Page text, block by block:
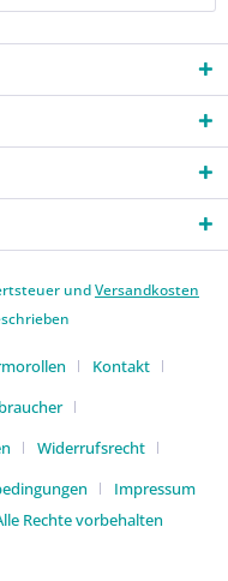
undVersandkosten
Kontakt
Widerrufsrecht
Impressum
Rechte vorbehalten